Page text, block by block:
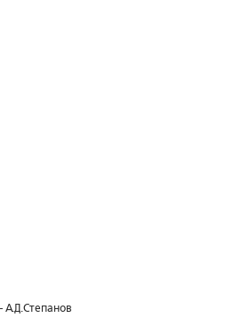
А.Д.Степанов